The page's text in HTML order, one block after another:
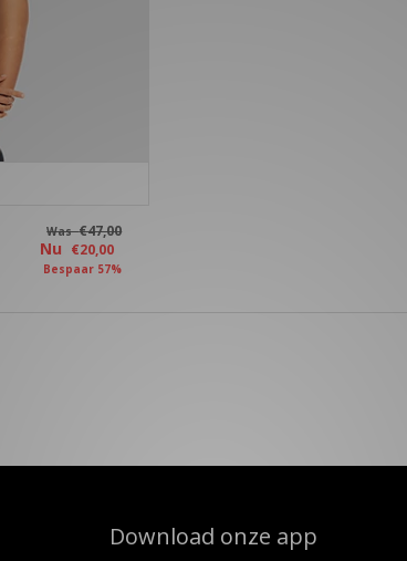
Was€47,00
Nu €20,00
Bespaar 57%
Download onze app